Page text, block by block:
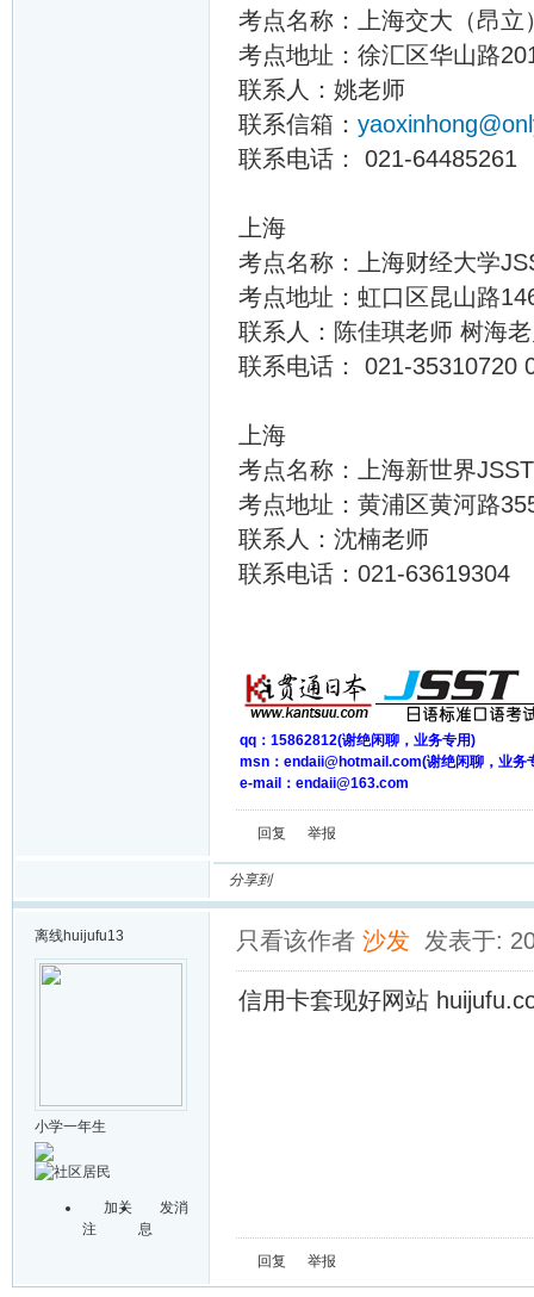
考点名称：上海交大（昂立
考点地址：徐汇区华山路
联系人：姚老师
联系信箱：
联系电话： 021-64485261
上海
考点名称：上海财经大学
考点地址：虹口区昆山路
联系人：陈佳琪老师 树海
联系电话： 021-35310720
上海
考点名称：上海新世界
考点地址：黄浦区黄河路
联系人：沈楠老师
联系电话：021-63619304
qq：15862812(谢绝闲聊，业务专用)
msn：endaii@hotmail.com(谢绝闲聊，业务
e-mail：endaii@163.com
回复 举报
分享到
离线huijufu13
小学一年生
加关
注
发消
息
只看该作者 沙发 发表于:
信用卡套现好网站
回复 举报